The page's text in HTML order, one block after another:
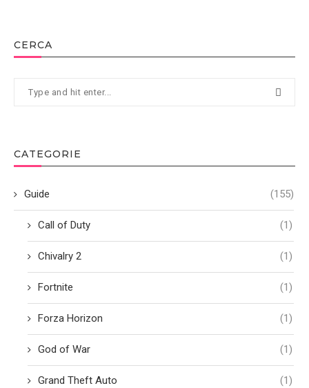
CERCA
CATEGORIE
Guide (155)
Call of Duty (1)
Chivalry 2 (1)
Fortnite (1)
Forza Horizon (1)
God of War (1)
Grand Theft Auto (1)